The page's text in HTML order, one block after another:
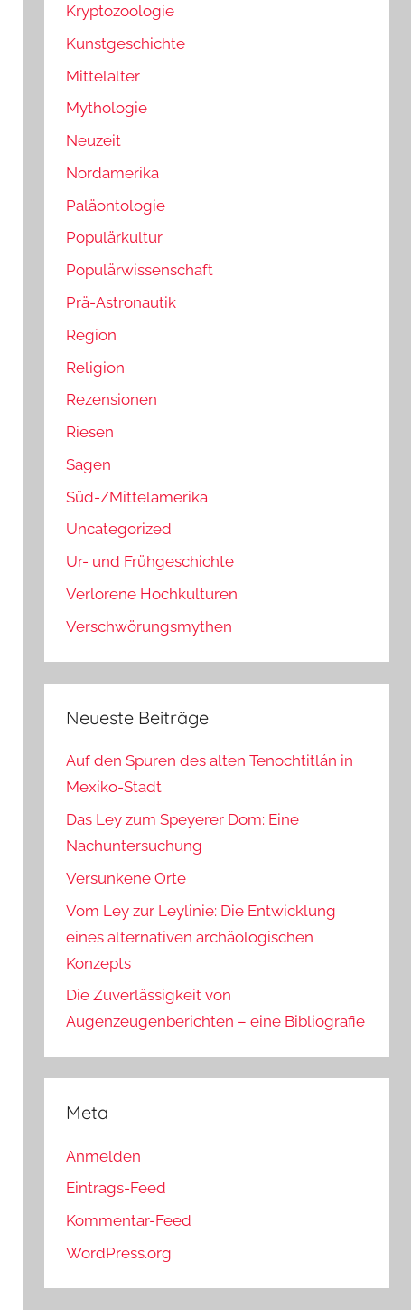
Kryptozoologie
Kunstgeschichte
Mittelalter
Mythologie
Neuzeit
Nordamerika
Paläontologie
Populärkultur
Populärwissenschaft
Prä-Astronautik
Region
Religion
Rezensionen
Riesen
Sagen
Süd-/Mittelamerika
Uncategorized
Ur- und Frühgeschichte
Verlorene Hochkulturen
Verschwörungsmythen
Neueste Beiträge
Auf den Spuren des alten Tenochtitlán in
Mexiko-Stadt
Das Ley zum Speyerer Dom: Eine
Nachuntersuchung
Versunkene Orte
Vom Ley zur Leylinie: Die Entwicklung
eines alternativen archäologischen
Konzepts
Die Zuverlässigkeit von
Augenzeugenberichten – eine Bibliografie
Meta
Anmelden
Eintrags-Feed
Kommentar-Feed
WordPress.org